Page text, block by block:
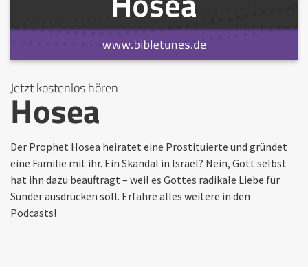
Jetzt kostenlos hören
Hosea
Der Prophet Hosea heiratet eine Prostituierte und gründet
eine Familie mit ihr. Ein Skandal in Israel? Nein, Gott selbst
hat ihn dazu beauftragt – weil es Gottes radikale Liebe für
Sünder ausdrücken soll. Erfahre alles weitere in den
Podcasts!